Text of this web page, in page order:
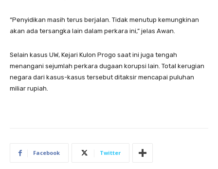
“Penyidikan masih terus berjalan. Tidak menutup kemungkinan
akan ada tersangka lain dalam perkara ini,” jelas Awan.
Selain kasus UW, Kejari Kulon Progo saat ini juga tengah
menangani sejumlah perkara dugaan korupsi lain. Total kerugian
negara dari kasus-kasus tersebut ditaksir mencapai puluhan
miliar rupiah.
Facebook Twitter